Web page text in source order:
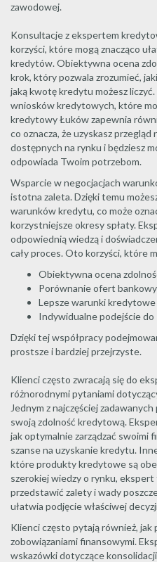
zawodowej.
Konsultacje z ekspertem
korzyści, które mogą znacząco
kredytów. Obiektywna ocena
krok, który pozwala zrozumieć,
jaką kwotę kredytu możesz
wniosków kredytowych, które
kredytowy Łuków zapewnia
co oznacza, że uzyskasz
dostępnych na rynku i będziesz
odpowiada Twoim potrzebom.
Wsparcie w negocjacjach
istotna zaleta. Dzięki temu
warunków kredytu, co może
korzystniejsze okresy spłaty.
odpowiednią wiedzą i
cały proces. Oto korzyści, które
Obiektywna ocena
Porównanie ofert
Lepsze warunki kredytowe
Indywidualne podejście
Dzięki tej współpracy
prostsze i bardziej przejrzyste.
Klienci często zwracają się do
różnorodnymi pytaniami
Jednym z najczęściej
swoją zdolność kredytową.
jak optymalnie zarządzać swoimi
szanse na uzyskanie kredytu.
które produkty kredytowe są
szerokiej wiedzy o rynku,
przedstawić zalety i wady
ułatwia podjęcie właściwej
Klienci często pytają również, jak
zobowiązaniami finansowymi.
wskazówki dotyczące